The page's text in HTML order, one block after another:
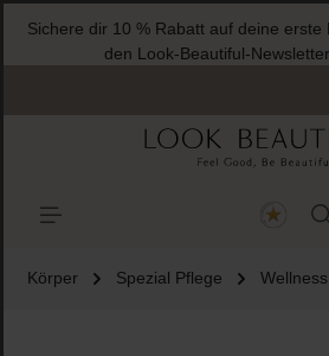
springen
Sichere dir 10 % Rabatt auf deine erste
den Look-Beautiful-
Körper Spezial Pflege